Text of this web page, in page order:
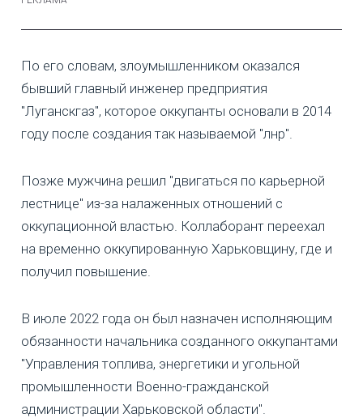
По его словам, злоумышленником оказался
бывший главный инженер предприятия
"Луганскгаз", которое оккупанты основали в 2014
году после создания так называемой "лнр".
Позже мужчина решил "двигаться по карьерной
лестнице" из-за налаженных отношений с
оккупационной властью. Коллаборант переехал
на временно оккупированную Харьковщину, где и
получил повышение.
В июле 2022 года он был назначен исполняющим
обязанности начальника созданного оккупантами
"Управления топлива, энергетики и угольной
промышленности Военно-гражданской
администрации Харьковской области".